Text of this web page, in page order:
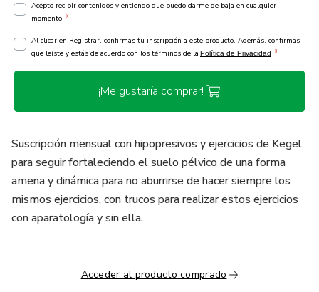
Acepto recibir contenidos y entiendo que puedo darme de baja en cualquier
momento. *
Al clicar en Registrar, confirmas tu inscripción a este producto. Además, confirmas
que leíste y estás de acuerdo con los términos de la Política de Privacidad *
¡Me gustaría comprar!
Suscripción mensual con hipopresivos y ejercicios de Kegel
para seguir fortaleciendo el suelo pélvico de una forma
amena y dinámica para no aburrirse de hacer siempre los
mismos ejercicios, con trucos para realizar estos ejercicios
con aparatología y sin ella.
Acceder al producto comprado